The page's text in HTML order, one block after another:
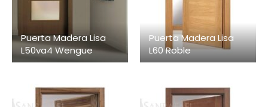
Puerta Madera Lisa
L50va4 Wengue
Puerta Madera Lisa
L60 Roble